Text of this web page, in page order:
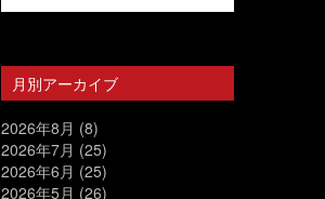
月別アーカイブ
2026年8月 (8)
2026年7月 (25)
2026年6月 (25)
2026年5月 (26)